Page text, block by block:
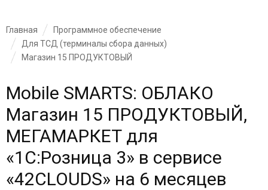
Главная
Программное обеспечение
Для ТСД (терминалы сбора данных)
Магазин 15 ПРОДУКТОВЫЙ
Mobile SMARTS: ОБЛАКО
Магазин 15 ПРОДУКТОВЫЙ,
МЕГАМАРКЕТ для
«1С:Розница 3» в сервисе
«42CLOUDS» на 6 месяцев